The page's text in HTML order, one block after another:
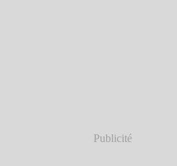
Publicité